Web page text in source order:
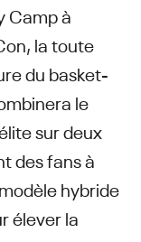
Camp à
la toute
du basket-
le
sur deux
des fans à
hybride
élever la